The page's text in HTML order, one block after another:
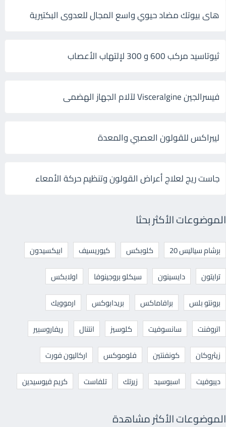
هاى بيوتك مضاد حيوي واسع المجال للعدوى البكتيرية
ثيوتاسيد مركب 600 و 300 لإلتهاب الأعصاب
فيسرالجين Visceralgine لآلام الجهاز الهضمى
ليبراكس للقولون العصبي والمعدة
جاست ريج لعلاج أعراض القولون وتنظيم حركة الأمعاء
الموضوعات الأكثر بحثا
برشام سياليس 20 كلوبكس كيوريسيف
ابيكسيدون
ترايتون
دايسينون سيكلو بروجينوفا
اولابكس
برونتو بلس
برافاماكس بريدابوكس
ارموويك
اتروفنت
سانسوفيت كلوسيز انتنال
ريفاروسبير
زيثروكان
كونفنتين فلوموكس
اركاليون فورت
ديبوفيت
اسبوسيد زيرتك تلفاست كريم فيوسيدين
الموضوعات الأكثر مشاهدة